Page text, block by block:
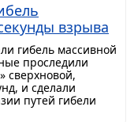
взрыва
гибель массивной
проследили
сверхновой,
и сделали
путей гибели